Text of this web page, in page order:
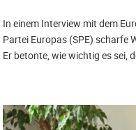
In einem Interview mit dem
Partei Europas (SPE) scharfe
Er betonte, wie wichtig es sei,